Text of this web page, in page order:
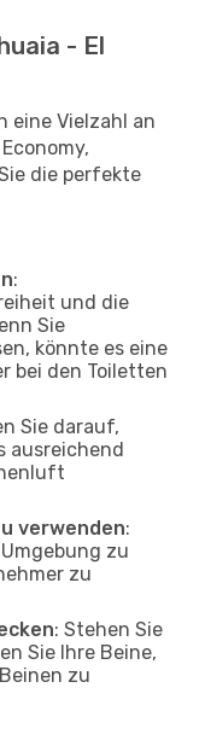
- El
eine Vielzahl an
die perfekte
:
und die
Sie
könnte es eine
bei den Toiletten
Sie darauf,
ausreichend
verwenden:
zu
zu
: Stehen Sie
Sie Ihre Beine,
zu